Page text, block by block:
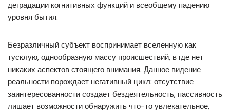
деградации когнитивных функций и всеобщему падению
уровня бытия.
Безразличный субъект воспринимает вселенную как
тусклую, однообразную массу происшествий, в где нет
никаких аспектов стоящего внимания. Данное видение
реальности порождает негативный цикл: отсутствие
заинтересованности создает бездеятельность, пассивность
лишает возможности обнаружить что-то увлекательное,